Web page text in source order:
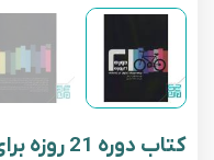
کتاب دوره 21 روزه برای ایجاد تحول در زندگی